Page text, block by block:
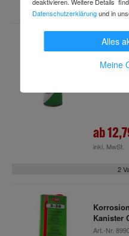
CRC
Art.-Nr.
ab
inkl. MwSt.
2
Kanister
Art.-Nr.
Datenschutzerklärungund in
Alles
Meine